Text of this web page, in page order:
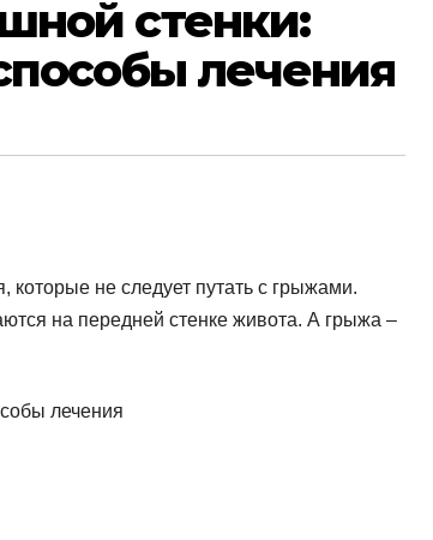
стенки:
лечения
не следует путать с грыжами.
на передней стенке живота. А грыжа –